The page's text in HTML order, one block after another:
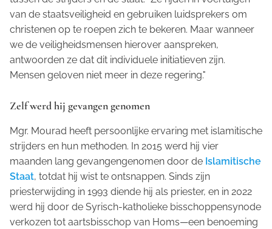
van de staatsveiligheid en gebruiken luidsprekers om
christenen op te roepen zich te bekeren. Maar wanneer
we de veiligheidsmensen hierover aanspreken,
antwoorden ze dat dit individuele initiatieven zijn.
Mensen geloven niet meer in deze regering."
Zelf werd hij gevangen genomen
Mgr. Mourad heeft persoonlijke ervaring met islamitische
strijders en hun methoden. In 2015 werd hij vier
maanden lang gevangengenomen door de Islamitische
Staat, totdat hij wist te ontsnappen. Sinds zijn
priesterwijding in 1993 diende hij als priester, en in 2022
werd hij door de Syrisch-katholieke bisschoppensynode
verkozen tot aartsbisschop van Homs—een benoeming